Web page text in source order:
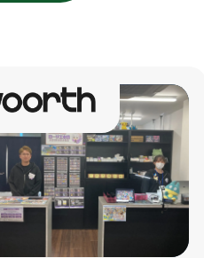
資料ダウンロードの一覧へ
お問い合わせフォームへ